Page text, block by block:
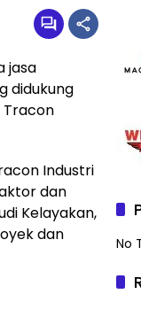
jasa
didukung
Tracon
Industri
dan
Kelayakan,
dan
No